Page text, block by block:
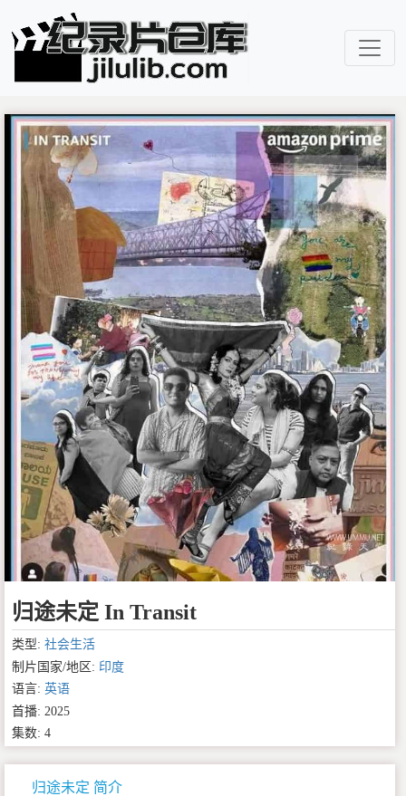
归途未定 In Transit
类型: 社会生活
制片国家/地区: 印度
语言: 英语
首播: 2025
集数: 4
归途未定 简介